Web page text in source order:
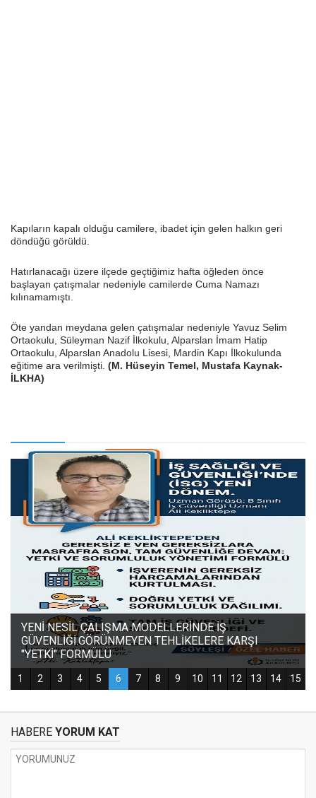
Kapıların kapalı olduğu camilere, ibadet için gelen halkın geri
döndüğü görüldü.
Hatırlanacağı üzere ilçede geçtiğimiz hafta öğleden önce
başlayan çatışmalar nedeniyle camilerde Cuma Namazı
kılınamamıştı.
Öte yandan meydana gelen çatışmalar nedeniyle Yavuz Selim
Ortaokulu, Süleyman Nazif İlkokulu, Alparslan İmam Hatip
Ortaokulu, Alparslan Anadolu Lisesi, Mardin Kapı İlkokulunda
eğitime ara verilmişti. (M. Hüseyin Temel, Mustafa Kaynak-
İLKHA)
HABERE YORUM KAT